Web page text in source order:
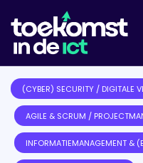
(CYBER) SECURITY / DIGITALE
AGILE & SCRUM /
INFORMATIE­MANAGEMENT &